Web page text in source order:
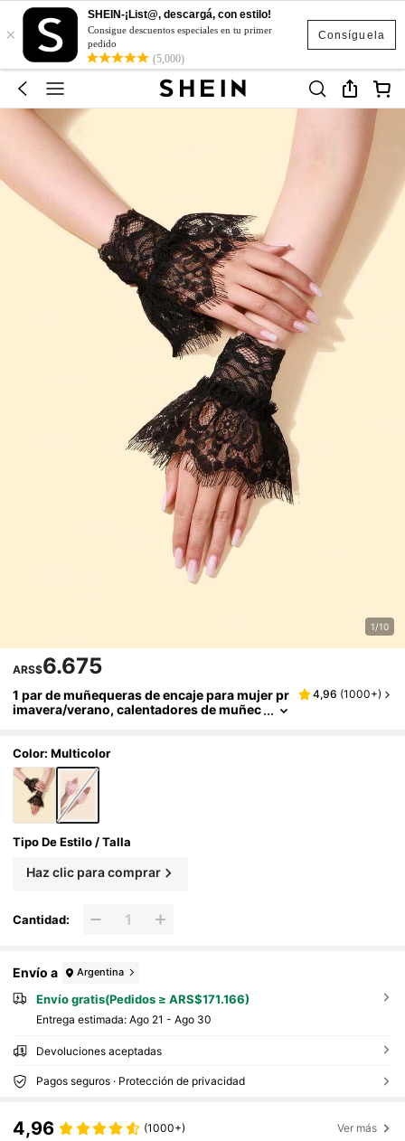
Consíguela
×
SHEIN-¡List@, descargá, con estilo!
Consigue descuentos especiales en tu primer
pedido
(5,000)
1/10
ARS$6.675
1 par de muñequeras de encaje para mujer pr
imavera/verano, calentadores de muñec
as
4,96 (1000+)
Color: Multicolor
Tipo De Estilo / Talla
Haz clic para comprar
Cantidad:
Envío a Argentina
Envío gratis(Pedidos ≥ ARS$171.166)
Entrega estimada: Ago 21 - Ago 30
Devoluciones aceptadas
Pagos seguros · Protección de privacidad
4,96 (1000+) Ver más